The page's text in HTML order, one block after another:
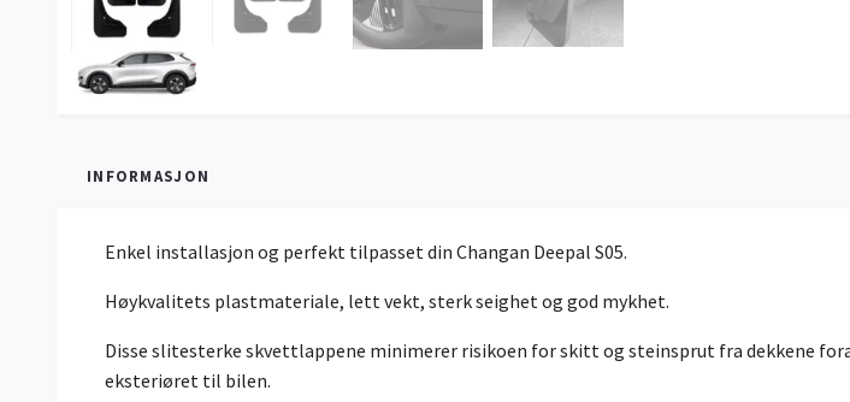
INFORMASJON
Enkel installasjon og perfekt tilpasset din Changan Deepal S05.
Høykvalitets plastmateriale, lett vekt, sterk seighet og god mykhet.
Disse slitesterke skvettlappene minimerer risikoen for skitt og steinsprut fra dekkene
eksteriøret til bilen.